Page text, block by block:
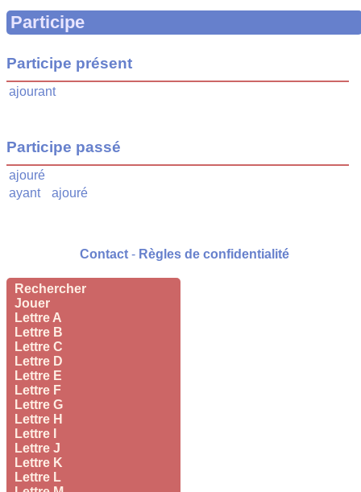
Rechercher
Jouer
Lettre A
Lettre B
Lettre C
Lettre D
Lettre E
Lettre F
Lettre G
Lettre H
Lettre I
Lettre J
Lettre K
Lettre L
Participe
Participe présent
ajourant
Participe passé
ajouré
ayant
ajouré
Contact - Règles de confidentialité